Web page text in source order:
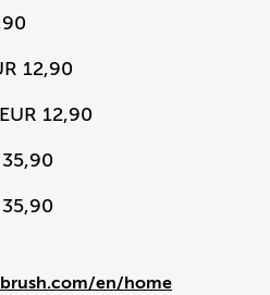
12,90
12,90
en/home